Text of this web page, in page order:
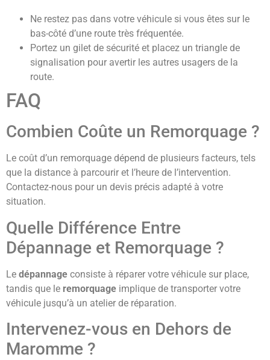
Ne restez pas dans votre véhicule si vous êtes sur le
bas-côté d’une route très fréquentée.
Portez un gilet de sécurité et placez un triangle de
signalisation pour avertir les autres usagers de la
route.
FAQ
Combien Coûte un Remorquage ?
Le coût d’un remorquage dépend de plusieurs facteurs, tels
que la distance à parcourir et l’heure de l’intervention.
Contactez-nous pour un devis précis adapté à votre
situation.
Quelle Différence Entre
Dépannage et Remorquage ?
Le dépannage consiste à réparer votre véhicule sur place,
tandis que le remorquage implique de transporter votre
véhicule jusqu’à un atelier de réparation.
Intervenez-vous en Dehors de
Maromme ?